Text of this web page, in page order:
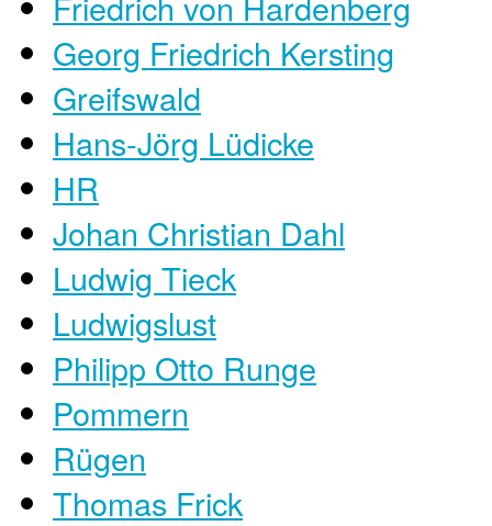
Georg Friedrich Kersting
Greifswald
Hans-Jörg Lüdicke
HR
Johan Christian Dahl
Ludwig Tieck
Ludwigslust
Philipp Otto Runge
Pommern
Rügen
Thomas Frick